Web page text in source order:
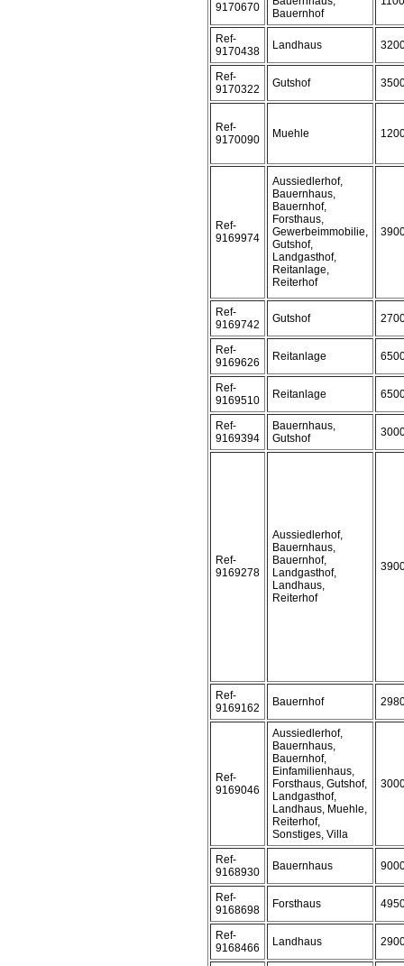
9170670
Bauernhof
Ref-
9170438
Landhaus
Ref-
9170322
Gutshof
Ref-
9170090
Muehle
Ref-
9169974
Aussiedlerhof,
Bauernhaus,
Bauernhof,
Forsthaus,
Gewerbeimmobilie,
Gutshof,
Landgasthof,
Reitanlage,
Reiterhof
Ref-
9169742
Gutshof
Ref-
9169626
Reitanlage
Ref-
9169510
Reitanlage
Ref-
9169394
Bauernhaus,
Gutshof
Ref-
9169278
Aussiedlerhof,
Bauernhaus,
Bauernhof,
Landgasthof,
Landhaus,
Reiterhof
Ref-
9169162
Bauernhof
Ref-
9169046
Aussiedlerhof,
Bauernhaus,
Bauernhof,
Einfamilienhaus,
Forsthaus, Gutshof,
Landgasthof,
Landhaus, Muehle,
Reiterhof,
Sonstiges, Villa
Ref-
9168930
Bauernhaus
Ref-
9168698
Forsthaus
Ref-
9168466
Landhaus